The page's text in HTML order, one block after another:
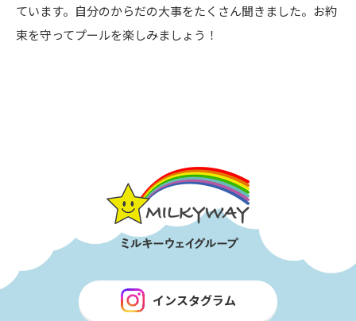
ています。自分のからだの大事をたくさん聞きました。お約
束を守ってプールを楽しみましょう！
インスタグラム